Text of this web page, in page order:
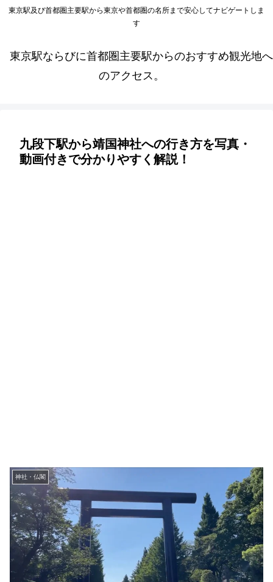
東京駅及び首都圏主要駅から東京や首都圏の名所まで安心してナビゲートしま
す
東京駅ならびに首都圏主要駅からのおすすめ観光地へ
のアクセス。
九段下駅から靖国神社への行き方を写真・
動画付きで分かりやすく解説！
神社・仏閣